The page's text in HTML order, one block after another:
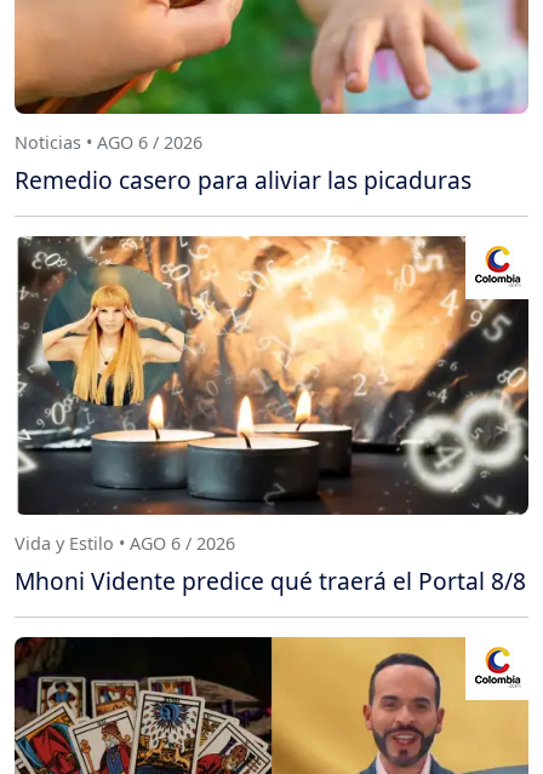
Noticias • AGO 6 / 2026
Remedio casero para aliviar las picaduras
Vida y Estilo • AGO 6 / 2026
Mhoni Vidente predice qué traerá el Portal 8/8